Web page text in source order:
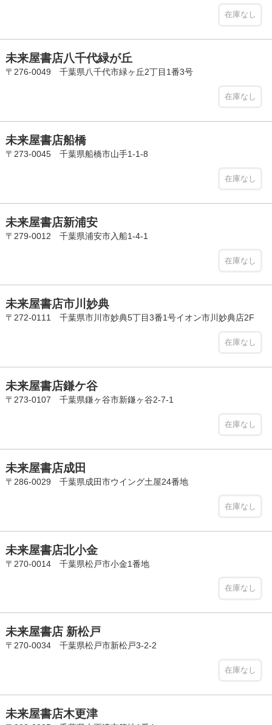
在庫なし
未来屋書店八千代緑が丘
〒276-0049 千葉県八千代市緑ヶ丘2丁目1番3号
在庫なし
未来屋書店船橋
〒273-0045 千葉県船橋市山手1-1-8
在庫なし
未来屋書店新浦安
〒279-0012 千葉県浦安市入船1-4-1
在庫なし
未来屋書店市川妙典
〒272-0111 千葉県市川市妙典5丁目3番1号イオン市川妙典店2F
在庫なし
未来屋書店鎌ケ谷
〒273-0107 千葉県鎌ヶ谷市新鎌ヶ谷2-7-1
在庫なし
未来屋書店成田
〒286-0029 千葉県成田市ウイング土屋24番地
在庫なし
未来屋書店北小金
〒270-0014 千葉県松戸市小金1番地
在庫なし
未来屋書店 新松戸
〒270-0034 千葉県松戸市新松戸3-2-2
在庫なし
未来屋書店木更津